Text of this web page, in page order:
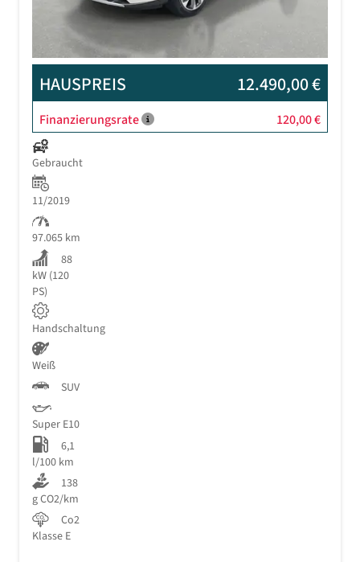
HAUSPREIS 12.490,00 €
Finanzierungsrate 120,00 €
Gebraucht
11/2019
97.065 km
88
kW (120
PS)
Handschaltung
Weiß
SUV
Super E10
6,1
l/100 km
138
g CO2/km
Co2
Klasse E